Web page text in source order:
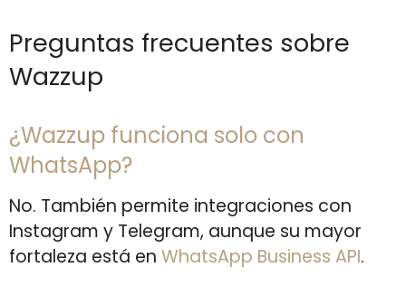
Preguntas frecuentes sobre
Wazzup
¿Wazzup funciona solo con
WhatsApp?
No. También permite integraciones con
Instagram y Telegram, aunque su mayor
fortaleza está en WhatsApp Business API.